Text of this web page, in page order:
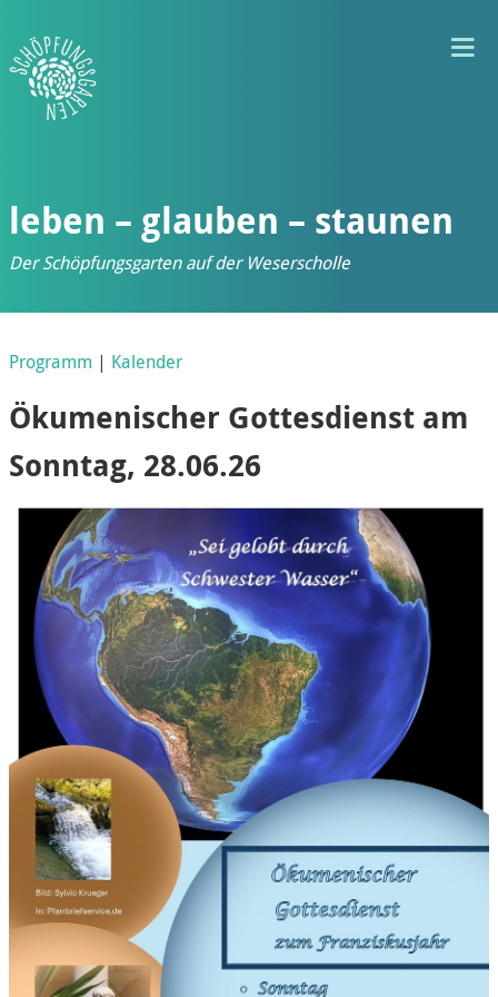
leben – glauben – staunen
Der Schöpfungsgarten auf der Weserscholle
Programm | Kalender
Ökumenischer Gottesdienst am
Sonntag, 28.06.26